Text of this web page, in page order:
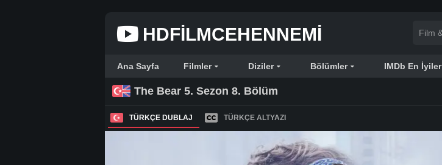
HDFILMCEHENNEMI
Ana Sayfa Filmler Diziler Bölümler IMDb En İyiler
The Bear 5. Sezon 8. Bölüm
TÜRKÇE DUBLAJ TÜRKÇE ALTYAZI